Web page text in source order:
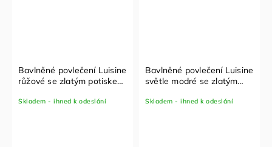
Bavlněné povlečení Luisine
růžové se zlatým potiskem
cm
Skladem - ihned k odeslání
Bavlněné povlečení Luisine
světle modré se zlatým
+ 40x60 cm
Skladem - ihned k odeslání